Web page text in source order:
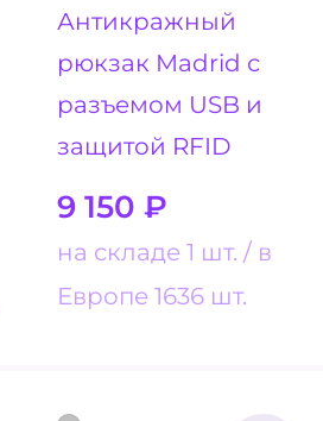
Антикражный
рюкзак Madrid с
разъемом USB и
защитой RFID
9 150 ₽
на складе 1 шт.
в
Европе 1636 шт.